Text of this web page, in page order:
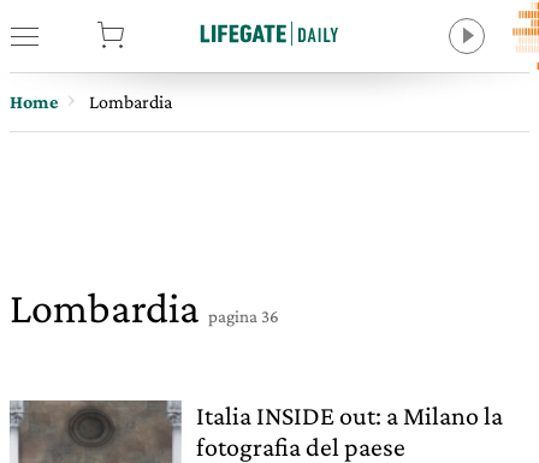
Home Lombardia
Lombardia pagina 36
Italia INSIDE out: a Milano la
fotografia del paese